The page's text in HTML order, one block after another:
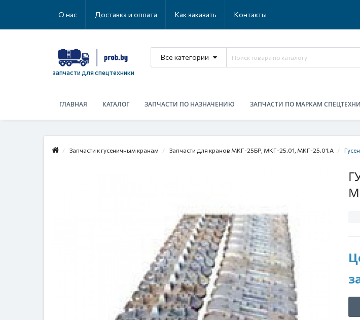
О нас Доставка и оплата Как заказать Контакты
запчасти для спецтехники
Все категории
ГЛАВНАЯ КАТАЛОГ ЗАПЧАСТИ ПО НАЗНАЧЕНИЮ ЗАПЧАСТИ ПО МАРКАМ
Запчасти к гусеничным кранам Запчасти для кранов МКГ-25БР, МКГ-25.01, МКГ-25.01.А